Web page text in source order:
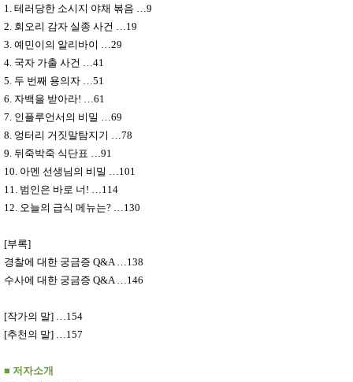
1. 테러당한 소시지 야채 볶음 …9
2. 회오리 감자 실종 사건 …19
3. 예민이의 알리바이 …29
4. 국자 가출 사건 …41
5. 두 번째 용의자 …51
6. 자백을 받아라! …61
7. 인플루언서의 비밀 …69
8. 엉터리 거짓말탐지기 …78
9. 뒤죽박죽 식단표 …91
10. 아멘 선생님의 비밀 …101
11. 범인은 바로 너 ! …114
12. 오늘의 급식 메뉴는? …130
[부록]
경찰에 대한 궁금증 Q&A…138
수사에 대한 궁금증 Q&A…146
[작가의 말] …154
[추천의 말] …157
■ 저자소개